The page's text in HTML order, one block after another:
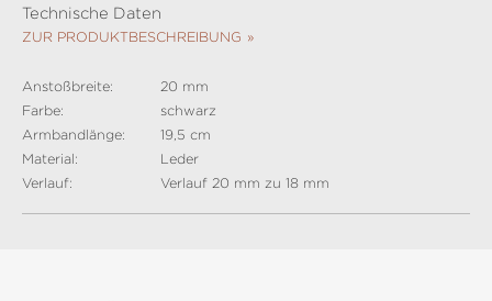
Technische Daten
ZUR PRODUKTBESCHREIBUNG
Anstoßbreite:
20 mm
Farbe:
schwarz
Armbandlänge:
19,5 cm
Material:
Leder
Verlauf:
Verlauf 20 mm zu 18 mm